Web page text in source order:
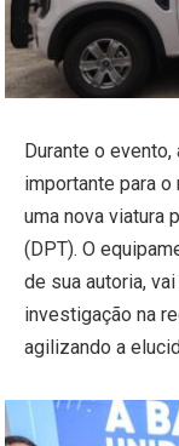
Durante o
importante para
uma nova viatura
(DPT). O
de sua autoria,
investigação na
agilizando a